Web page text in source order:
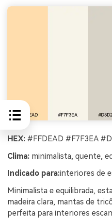
HEX: #FFDEAD #F7F3EA
Clima: minimalista, quente,
Indicado para:interiores de
Minimalista e equilibrada,
madeira clara, mantas de
perfeita para interiores